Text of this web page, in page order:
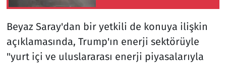
Beyaz Saray'dan bir yetkili de konuya ilişkin
açıklamasında, Trump'ın enerji sektörüyle
"yurt içi ve uluslararası enerji piyasalarıyla